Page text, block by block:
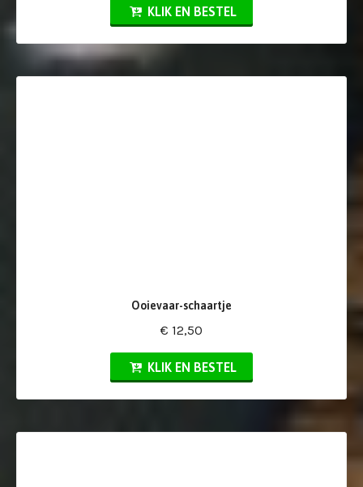
KLIK EN BESTEL
Ooievaar-schaartje
€ 12,50
KLIK EN BESTEL